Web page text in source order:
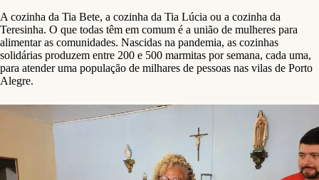
A cozinha da Tia Bete, a cozinha da Tia Lúcia ou a cozinha da
Teresinha. O que todas têm em comum é a união de mulheres para
alimentar as comunidades. Nascidas na pandemia, as cozinhas
solidárias produzem entre 200 e 500 marmitas por semana, cada uma,
para atender uma população de milhares de pessoas nas vilas de Porto
Alegre.